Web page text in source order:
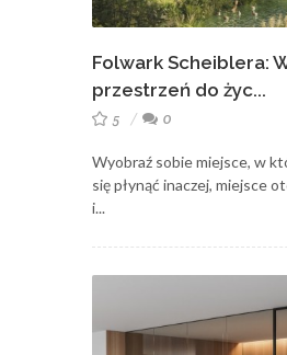
Folwark Scheiblera:
przestrzeń do życ...
5 0
Wyobraź sobie miejsce, w
się płynąć inaczej, miejsce
i...